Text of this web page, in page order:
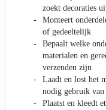
zoekt decoraties
Monteert
of gedeeltelijk
Bepaalt welke
materialen en
verzenden zijn
Laadt en lost het
nodig gebruik
Plaatst en kleedt